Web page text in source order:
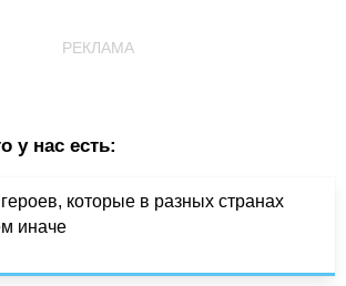
РЕКЛАМА
у нас есть:
которые в разных странах
иначе